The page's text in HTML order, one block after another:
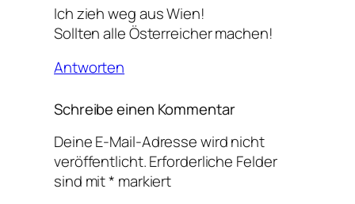
Ich zieh weg aus Wien!
Sollten alle Österreicher machen!
Antworten
Schreibe einen Kommentar
Deine E-Mail-Adresse wird nicht
veröffentlicht.Erforderliche Felder
sind mit* markiert